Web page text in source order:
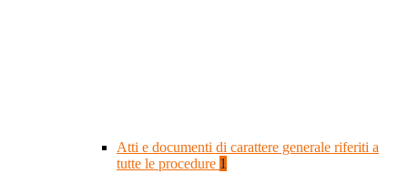
Atti e documenti di carattere generale riferiti a
tutte le procedure 1